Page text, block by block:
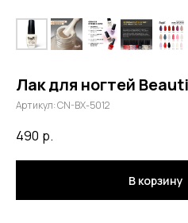
Лак для ногтей
Артикул:CN-BX-5012
490 р.
В корзину